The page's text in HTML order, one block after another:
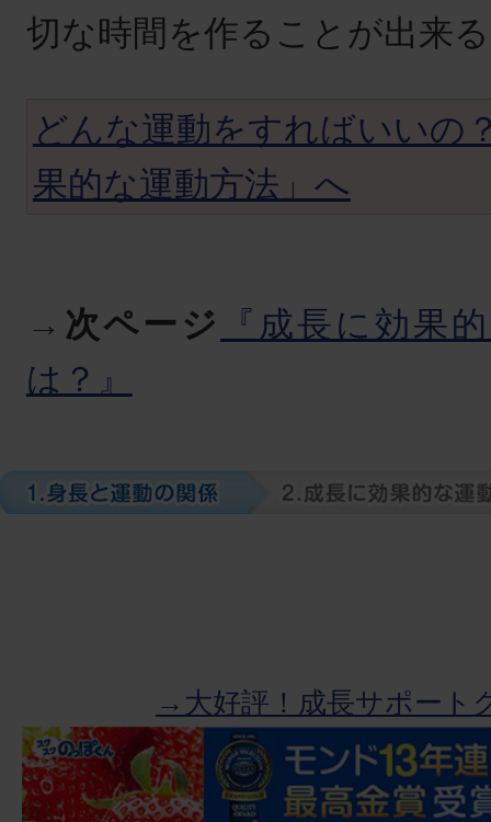
切な時間を作ることが出来
どんな運動をすればいいの
果的な運動方法」へ
→次ページ
『成長に効果
は？』
→大好評！成長サポート